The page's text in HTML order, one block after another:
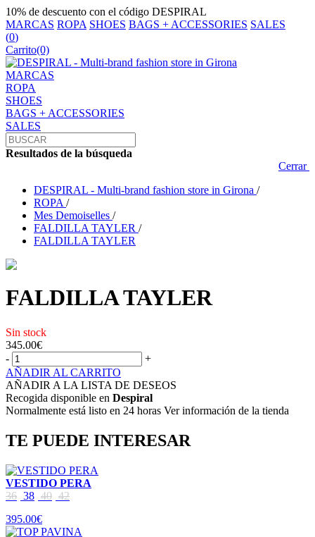
10% de descuento con el código DESPIRAL
MARCAS ROPA SHOES BAGS + ACCESSORIES SALES
(0)
Carrito(0)
MARCAS
ROPA
SHOES
BAGS + ACCESSORIES
SALES
Resultados de la búsqueda
Cerrar
DESPIRAL - Multi-brand fashion store in Girona /
ROPA /
Mes Demoiselles /
FALDILLA TAYLER /
FALDILLA TAYLER
FALDILLA TAYLER
Sin stock
345.00€
-
+
AÑADIR AL CARRITO
AÑADIR A LA LISTA DE DESEOS
Recogida disponible en Despiral
Normalmente está listo en 24 horas Ver información de la tienda
TE PUEDE INTERESAR
VESTIDO PERA
36 38 40 42
395.00€